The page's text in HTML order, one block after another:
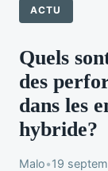
ACTU
Quels
des
dans les
hybride?
Malo•19